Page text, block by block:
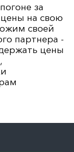
за
на свою
своей
партнера -
цены